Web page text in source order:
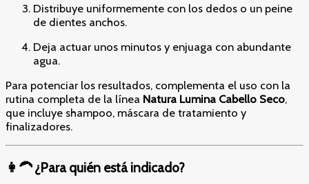
Distribuye uniformemente con los dedos o un peine
de dientes anchos.
Deja actuar unos minutos y enjuaga con abundante
agua.
Para potenciar los resultados, complementa el uso con la
rutina completa de la línea Natura Lumina Cabello Seco,
que incluye shampoo, máscara de tratamiento y
finalizadores.
👩‍🦱 ¿Para quién está indicado?